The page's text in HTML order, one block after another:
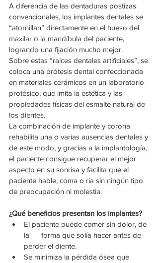
A diferencia de las dentaduras postizas
convencionales, los implantes dentales se
“atornillan” directamente en el hueso del
maxilar o la mandíbula del paciente,
logrando una fijación mucho mejor.
Sobre estas “raíces dentales artificiales”, se
coloca una prótesis dental confeccionada
en materiales cerámicos en un laboratorio
protésico, que imita la estética y las
propiedades físicas del esmalte natural de
los dientes.
La combinación de implante y corona
rehabilita una o varias ausencias dentales y
de este modo, y gracias a la implantología,
el paciente consigue recuperar el mejor
aspecto en su sonrisa y facilita que el
paciente hable, coma o ría sin ningún tipo
de preocupación ni molestia.
¿Qué beneficios presentan los implantes?
El paciente puede comer sin dolor, de
la      forma que solía hacer antes de
perder el diente.
Se minimiza la pérdida ósea que